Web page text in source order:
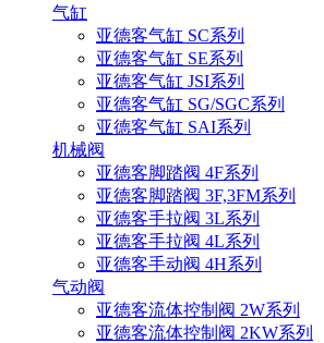
气缸
亚德客气缸 SC系列
亚德客气缸 SE系列
亚德客气缸 JSI系列
亚德客气缸 SG/SGC系列
亚德客气缸 SAI系列
机械阀
亚德客脚踏阀 4F系列
亚德客脚踏阀 3F,3FM系列
亚德客手拉阀 3L系列
亚德客手拉阀 4L系列
亚德客手动阀 4H系列
气动阀
亚德客流体控制阀 2W系列
亚德客流体控制阀 2KW系列